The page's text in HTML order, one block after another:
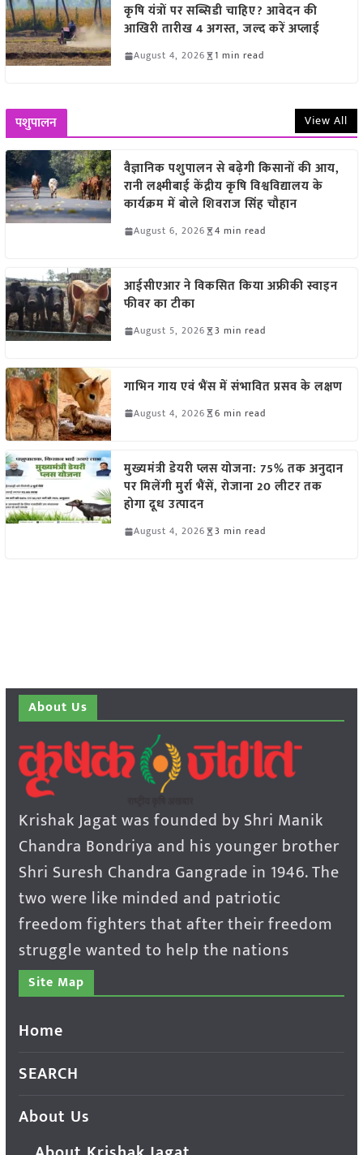
कृषि यंत्रों पर सब्सिडी चाहिए? आवेदन की
आखिरी तारीख 4 अगस्त, जल्द करें अप्लाई
August 4, 2026 1 min read
पशुपालन View All
वैज्ञानिक पशुपालन से बढ़ेगी किसानों की आय,
रानी लक्ष्मीबाई केंद्रीय कृषि विश्वविद्यालय के
कार्यक्रम में बोले शिवराज सिंह चौहान
August 6, 2026 4 min read
आईसीएआर ने विकसित किया अफ्रीकी स्वाइन
फीवर का टीका
August 5, 2026 3 min read
गाभिन गाय एवं भैंस में संभावित प्रसव के लक्षण
August 4, 2026 6 min read
मुख्यमंत्री डेयरी प्लस योजना: 75% तक अनुदान
पर मिलेंगी मुर्रा भैंसें, रोजाना 20 लीटर तक
होगा दूध उत्पादन
August 4, 2026 3 min read
About Us
Krishak Jagat was founded by Shri Manik
Chandra Bondriya and his younger brother
Shri Suresh Chandra Gangrade in 1946. The
two were like minded and patriotic
freedom fighters that after their freedom
struggle wanted to help the nations
Site Map
Home
SEARCH
About Us